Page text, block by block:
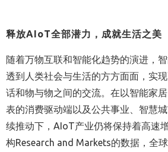
释放AIoT全部潜力，成就生活之美
随着万物互联和智能化趋势的演进，
透到人类社会与生活的方方面面，实
话和物与物之间的交流。在以智能家
表的消费驱动端以及公共事业、智慧
续推动下，AIoT产业仍将保持着高速
构Research and Markets的数据，全